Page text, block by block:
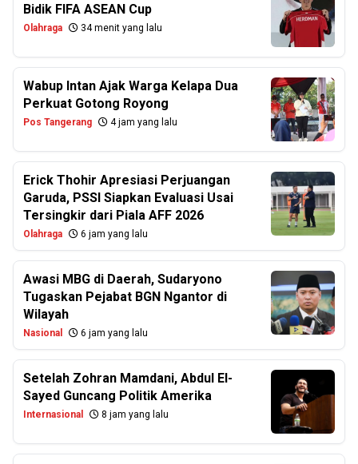
Bidik FIFA ASEAN Cup
Olahraga 34 menit yang lalu
Wabup Intan Ajak Warga Kelapa Dua
Perkuat Gotong Royong
Pos Tangerang 4 jam yang lalu
Erick Thohir Apresiasi Perjuangan
Garuda, PSSI Siapkan Evaluasi Usai
Tersingkir dari Piala AFF 2026
Olahraga 6 jam yang lalu
Awasi MBG di Daerah, Sudaryono
Tugaskan Pejabat BGN Ngantor di
Wilayah
Nasional 6 jam yang lalu
Setelah Zohran Mamdani, Abdul El-
Sayed Guncang Politik Amerika
Internasional 8 jam yang lalu